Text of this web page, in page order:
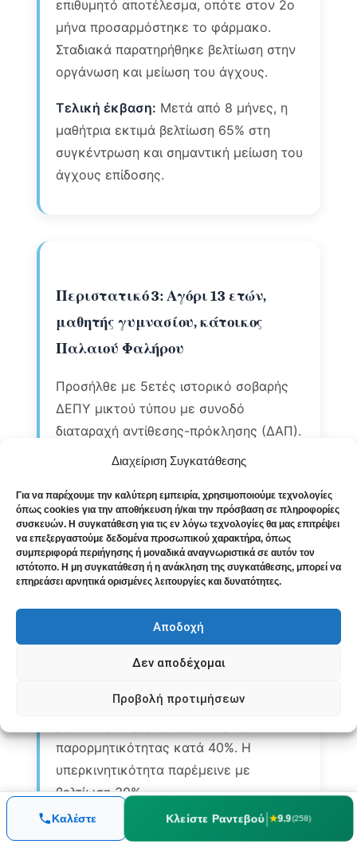
Διαχείριση Συγκατάθεσης
Για να παρέχουμε την καλύτερη εμπειρία, χρησιμοποιούμε τεχνολογίες
όπως cookies για την αποθήκευση ή/και την πρόσβαση σε πληροφορίες
συσκευών. Η συγκατάθεση για τις εν λόγω τεχνολογίες θα μας επιτρέψει
να επεξεργαστούμε δεδομένα προσωπικού χαρακτήρα, όπως
συμπεριφορά περιήγησης ή μοναδικά αναγνωριστικά σε αυτόν τον
ιστότοπο. Η μη συγκατάθεση ή η ανάκληση της συγκατάθεσης, μπορεί να
επηρεάσει αρνητικά ορισμένες λειτουργίες και δυνατότητες.
Αποδοχή
Δεν αποδέχομαι
Προβολή προτιμήσεων
επιθυμητό αποτέλεσμα, οπότε στον 2ο
μήνα προσαρμόστηκε το φάρμακο.
Σταδιακά παρατηρήθηκε βελτίωση στην
οργάνωση και μείωση του άγχους.
Τελική έκβαση: Μετά από 8 μήνες, η
μαθήτρια εκτιμά βελτίωση 65% στη
συγκέντρωση και σημαντική μείωση του
άγχους επίδοσης.
Περιστατικό 3: Αγόρι 13 ετών,
μαθητής γυμνασίου, κάτοικος
Παλαιού Φαλήρου
Προσήλθε με 5ετές ιστορικό σοβαρής
ΔΕΠΥ μικτού τύπου με συνοδό
διαταραχή αντίθεσης-πρόκλησης (ΔΑΠ).
Κατά την εξέταση διαπιστώθηκαν
παρορμητικότητα και συχνές εντάσεις
με συμμαθητές. Λάμβανε συνδυαστική
φαρμακευτική αγωγή.
Θεραπευτική προσέγγιση:Λόγω της
ομοιοπαθητική εφαρμόστηκε ως
συμπληρωματική θεραπεία.
επιτεύχθηκε μερική βελτίωση. Στον 6ο
παρορμητικότητας κατά 40%. Η
υπερκινητικότητα παρέμεινε με
βελτίωση 30%.
Τελική έκβαση:
Μετά από 12 μήνες, ο
Καλέστε Κλείστε Ραντεβού| ★9.9(258)